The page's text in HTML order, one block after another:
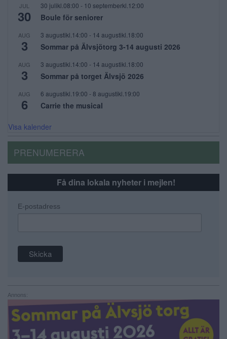
JUL
30
30 julikl.08:00 - 10 septemberkl.12:00
Boule för seniorer
AUG
3
3 augustikl.14:00 - 14 augustikl.18:00
Sommar på Älvsjötorg 3-14 augusti 2026
AUG
3
3 augustikl.14:00 - 14 augustikl.18:00
Sommar på torget Älvsjö 2026
AUG
6
6 augustikl.19:00 - 8 augustikl.19:00
Carrie the musical
Visa kalender
PRENUMERERA
Få dina lokala nyheter i mejlen!
E-postadress
Annons: